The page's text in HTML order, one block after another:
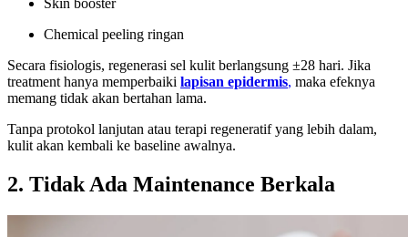
Chemical peeling ringan
Secara fisiologis, regenerasi sel kulit berlangsung ±28 hari. Jika
treatment hanya memperbaiki lapisan epidermis, maka efeknya
memang tidak akan bertahan lama.
Tanpa protokol lanjutan atau terapi regeneratif yang lebih dalam,
kulit akan kembali ke baseline awalnya.
2. Tidak Ada Maintenance Berkala